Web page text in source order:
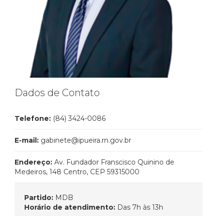
Dados de Contato
Telefone: (84) 3424-0086
E-mail: gabinete@ipueira.rn.gov.br
Endereço: Av. Fundador Franscisco Quinino de
Medeiros, 148 Centro, CEP 59315000
Partido: MDB
Horário de atendimento: Das 7h às 13h